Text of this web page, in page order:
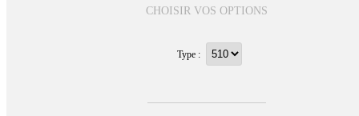
CHOISIR VOS OPTIONS
Type :